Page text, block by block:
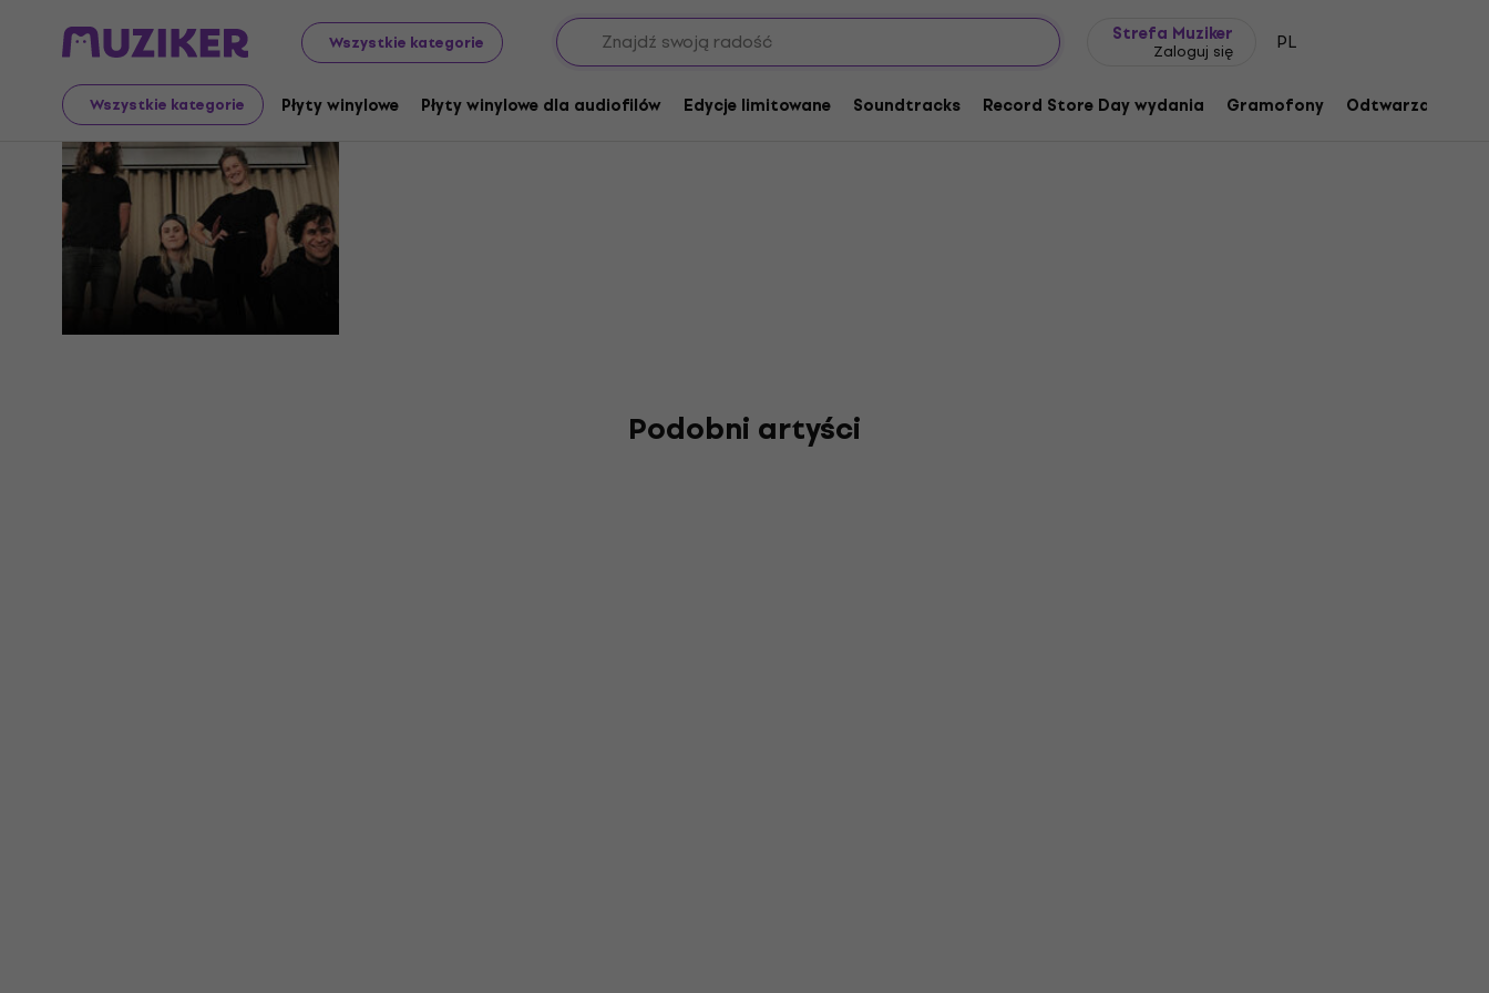
Wszystkie kategorie
Strefa Muziker
Zaloguj się PL
Wszystkie kategorie Płyty winylowe Płyty winylowe dla audiofilów Edycje limitowane Soundtracks Record Store Day wydania Gramofony Odtwarzacze
Kochkraft durch KMA
Podobni artyści